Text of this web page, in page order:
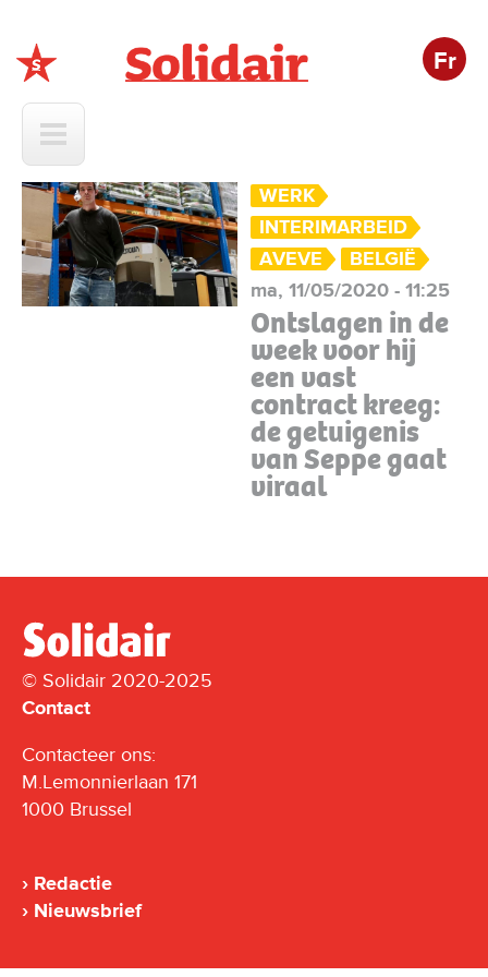
Fr
WERK
INTERIMARBEID
AVEVE
BELGIË
ma, 11/05/2020 - 11:25
Ontslagen in de
week voor hij
een vast
contract kreeg:
de getuigenis
van Seppe gaat
viraal
© Solidair 2020-2025
Contact
Contacteer ons:
M.Lemonnierlaan 171
1000 Brussel
Redactie
Nieuwsbrief